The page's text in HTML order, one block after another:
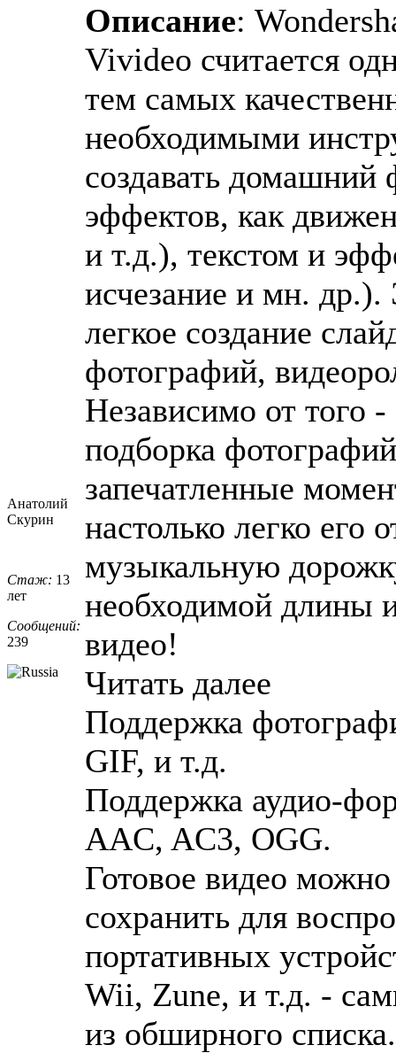
Анатолий
Скурин
Стаж: 13
лет
Сообщений:
239
Описание:
Vivideo считается
тем самых
необходимыми
создавать домашний
эффектов, как
и т.д.), текстом и
исчезание и мн. др.).
легкое создание
фотографий,
Независимо от того
подборка
запечатленные
настолько легко его
музыкальную
необходимой длины
видео!
Читать далее
Поддержка
GIF, и т.д.
Поддержка аудио-
AAC, AC3, OGG.
Готовое видео
сохранить для
портативных
Wii, Zune, и т.д. -
из обширного списка.